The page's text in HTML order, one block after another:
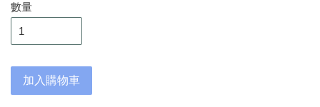
數量
加入購物車